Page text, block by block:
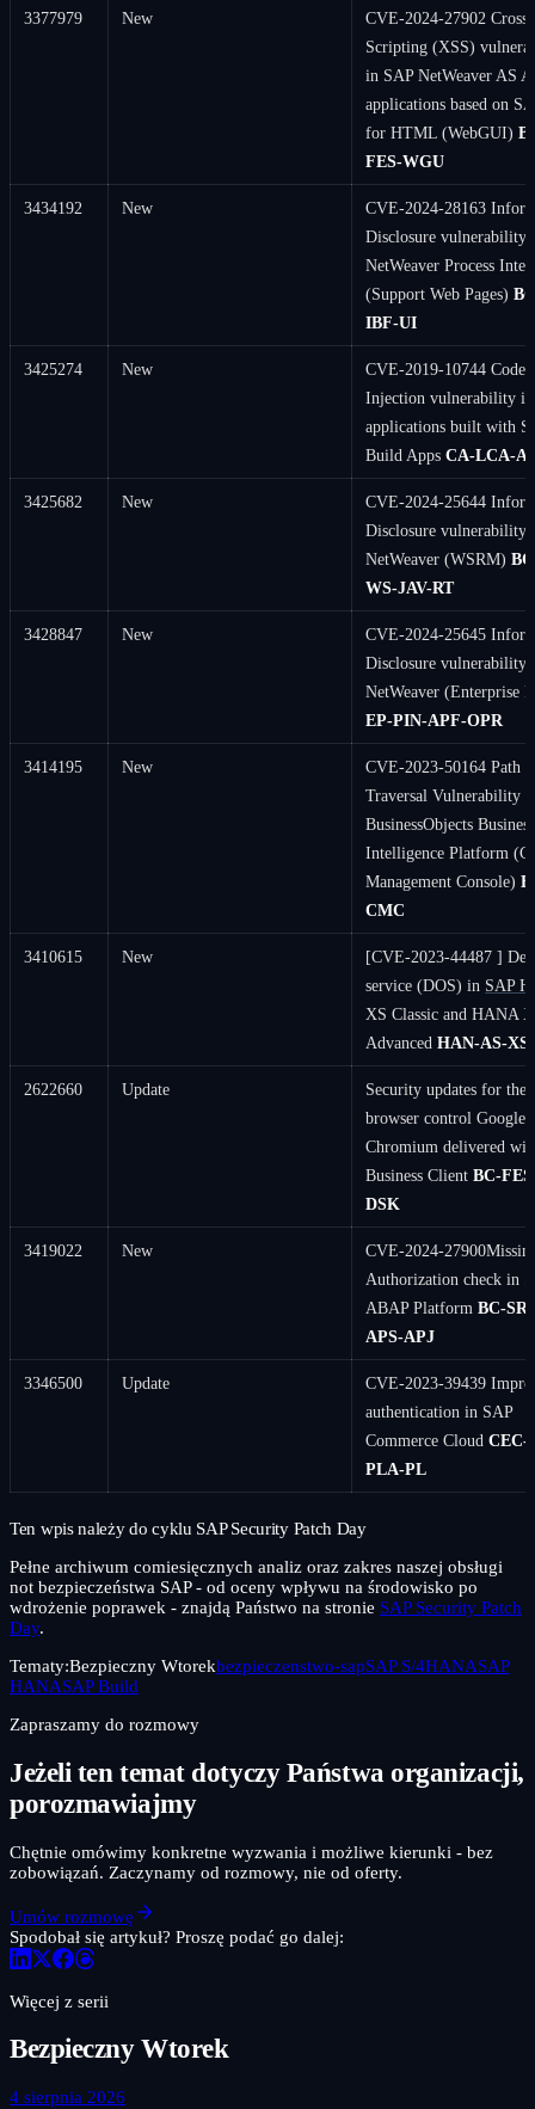
3377979 New
CVE-2024-27902
Scripting (XSS)
in SAP NetWeaver AS
applications based on
for HTML (WebGUI)
FES-WGU
3434192 New
CVE-2024-28163
Disclosure vulnerability
NetWeaver Process
(Support Web Pages)
IBF-UI
3425274 New
CVE-2019-10744 Code
Injection vulnerability in
applications built with
Build AppsCA-LCA-
3425682 New
CVE-2024-25644
Disclosure vulnerability
NetWeaver (WSRM)
WS-JAV-RT
3428847 New
CVE-2024-25645
Disclosure vulnerability
NetWeaver (Enterprise
EP-PIN-APF-OPR
3414195 New
CVE-2023-50164 Path
Traversal Vulnerability
BusinessObjects Business
Intelligence Platform
Management Console)
CMC
3410615 New
[CVE-2023-44487 ]
service (DOS) in SAP
XS Classic and HANA
AdvancedHAN-AS-XS
2622660 Update
Security updates for the
browser control Google
Chromium delivered
Business ClientBC-
DSK
3419022 New
CVE-2024-
Authorization check in
ABAP PlatformBC-
APS-APJ
3346500 Update
CVE-2023-39439
authentication in SAP
Commerce CloudCEC-
PLA-PL
Ten wpis należy do cyklu SAP Security Patch Day
Pełne archiwum comiesięcznych analiz oraz zakres naszej obsługi
not bezpieczeństwa SAP - od oceny wpływu na środowisko po
wdrożenie poprawek - znajdą Państwo na stronie SAP Security Patch
Day.
Tematy:Bezpieczny Wtorekbezpieczenstwo-sapSAP S/4HANASAP
HANASAP Build
Zapraszamy do rozmowy
Jeżeli ten temat dotyczy Państwa organizacji,
porozmawiajmy
Chętnie omówimy konkretne wyzwania i możliwe kierunki - bez
zobowiązań. Zaczynamy od rozmowy, nie od oferty.
Umów rozmowę
Spodobał się artykuł? Proszę podać go dalej:
Więcej z serii
Bezpieczny Wtorek
4 sierpnia 2026